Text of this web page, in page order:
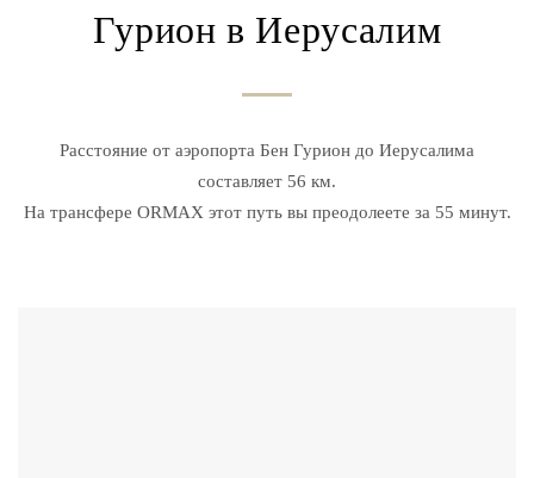
Гурион в Иерусалим
Расстояние от аэропорта Бен Гурион до Иерусалима
составляет 56 км.
На трансфере ORMAX этот путь вы преодолеете за 55 минут.